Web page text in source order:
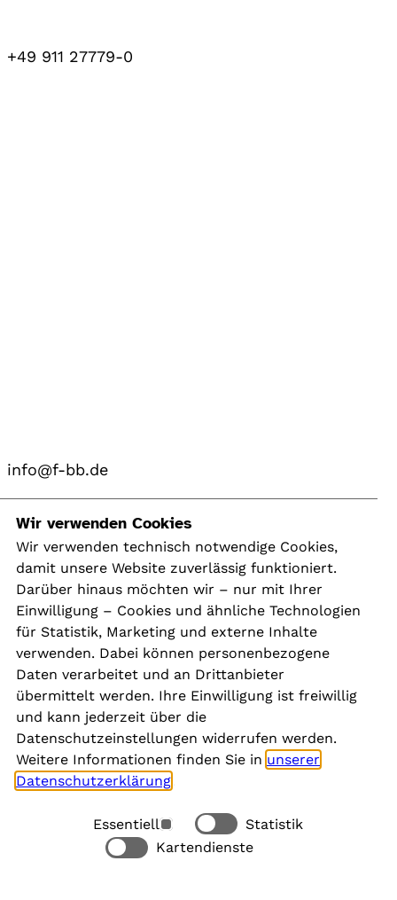
+49 911 27779-0
info@f-bb.de
Navigation
Kontakt
Presse
Aktuelles
Karriere
Newsletter
Social Media
Rechtliches
Wir verwenden Cookies
Wir verwenden technisch notwendige Cookies,
damit unsere Website zuverlässig funktioniert.
Darüber hinaus möchten wir – nur mit Ihrer
Einwilligung – Cookies und ähnliche Technologien
für Statistik, Marketing und externe Inhalte
verwenden. Dabei können personenbezogene
Daten verarbeitet und an Drittanbieter
übermittelt werden. Ihre Einwilligung ist freiwillig
und kann jederzeit über die
Datenschutzeinstellungen widerrufen werden.
Weitere Informationen finden Sie in unserer
Datenschutzerklärung
Essentiell
Statistik
Kartendienste